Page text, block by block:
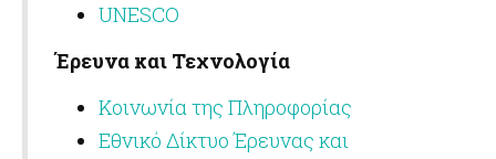
UNESCO
Έρευνα και Τεχνολογία
Κοινωνία της Πληροφορίας
Εθνικό Δίκτυο Έρευνας και